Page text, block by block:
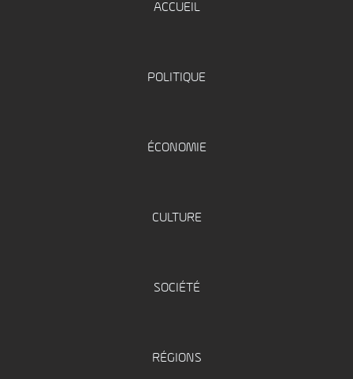
ACCUEIL
POLITIQUE
ÉCONOMIE
CULTURE
SOCIÉTÉ
RÉGIONS